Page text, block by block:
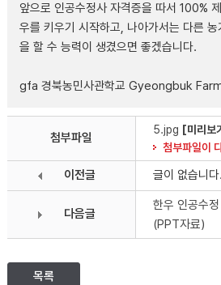
앞으로 인공수정사 자격증을 따서 100%
우를 키우기 시작하고, 나아가서는 다른
을 할 수 능력이 생겼으면 좋겠습니다.
gfa 경북농민사관학교 Gyeongbuk
첨부파일
5.jpg [미리보
첨부파일이
이전글 글이 없습니
다음글
한우 인공수
(PPT자료)
목록